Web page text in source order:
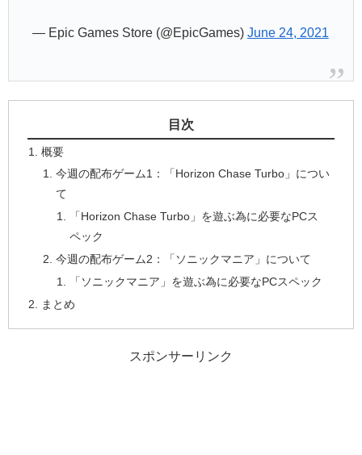
— Epic Games Store (@EpicGames) June 24, 2021
目次
概要
今週の配布ゲーム1：「Horizon Chase Turbo」につい
て
「Horizon Chase Turbo」を遊ぶ為に必要なPCス
ペック
今週の配布ゲーム2：「ソニックマニア」について
「ソニックマニア」を遊ぶ為に必要なPCスペック
まとめ
スポンサーリンク